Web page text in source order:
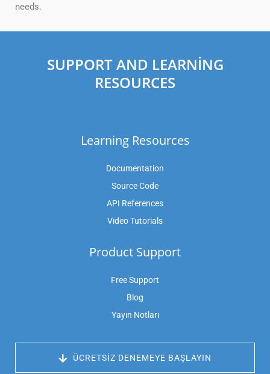
needs.
SUPPORT AND LEARNING
RESOURCES
Learning Resources
Documentation
Source Code
API References
Video Tutorials
Product Support
Free Support
Blog
Yayın Notları
ÜCRETSIZ DENEMEYE BAŞLAYIN